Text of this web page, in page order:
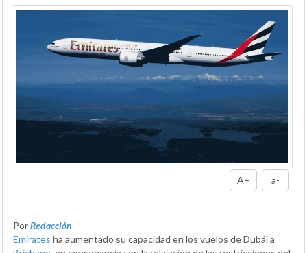
A+ a-
PorRedacción
Emirates ha aumentado su capacidad en los vuelos de Dubái a